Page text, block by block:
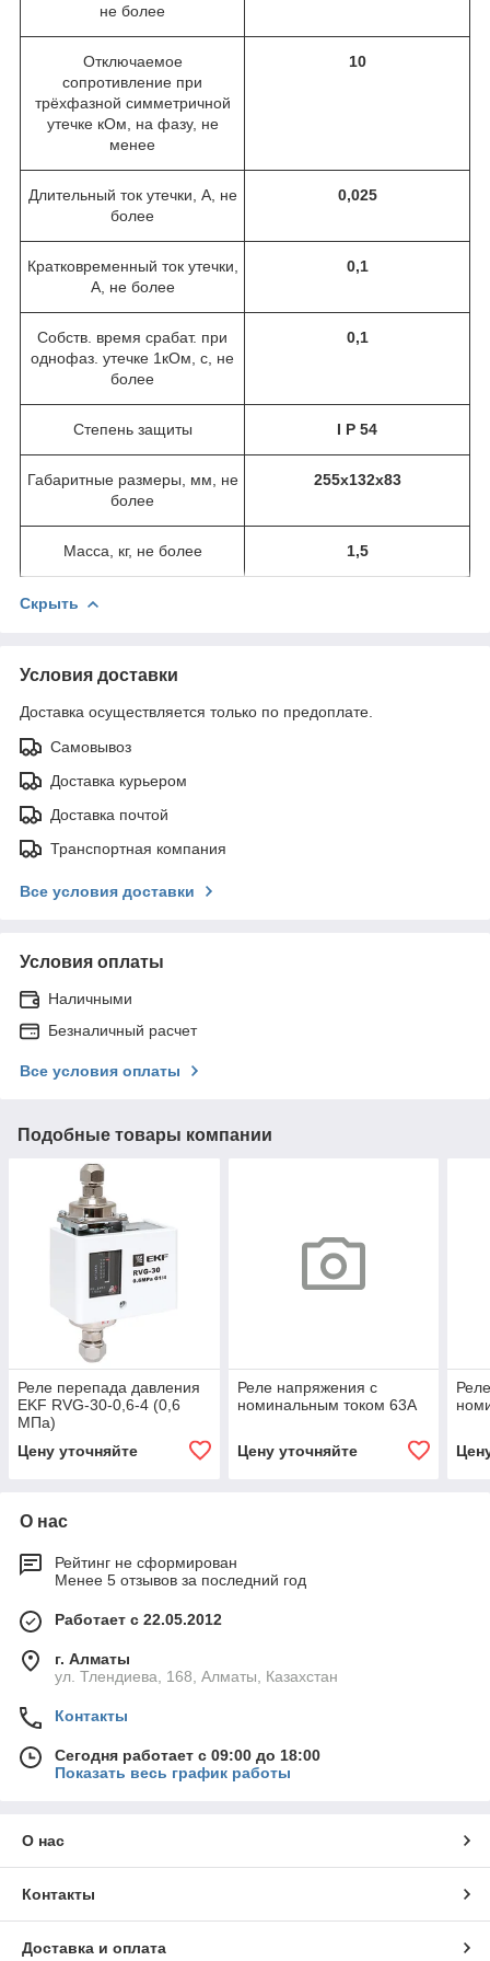
не более
Отключаемое
сопротивление при
трёхфазной симметричной
утечке кОм, на фазу, не
менее
10
Длительный ток утечки, А, не
более
0,025
Кратковременный ток утечки,
А, не более
0,1
Собств. время срабат. при
однофаз. утечке 1кОм, с, не
более
0,1
Степень защиты I P 54
Габаритные размеры, мм, не
более
255х132х83
Масса, кг, не более 1,5
Скрыть
Условия доставки
Доставка осуществляется только по предоплате.
Самовывоз
Доставка курьером
Доставка почтой
Транспортная компания
Все условия доставки
Условия оплаты
Наличными
Безналичный расчет
Все условия оплаты
Подобные товары компании
Реле перепада давления
EKF RVG-30-0,6-4 (0,6
МПа)
Цену уточняйте
Реле напряжения с
номинальным током 63А
Цену уточняйте
О нас
Рейтинг не сформирован
Менее 5 отзывов за последний год
Работает с 22.05.2012
г. Алматы
ул. Тлендиева, 168, Алматы, Казахстан
Контакты
Сегодня работает с 09:00 до 18:00
Показать весь график работы
О нас
Контакты
Доставка и оплата